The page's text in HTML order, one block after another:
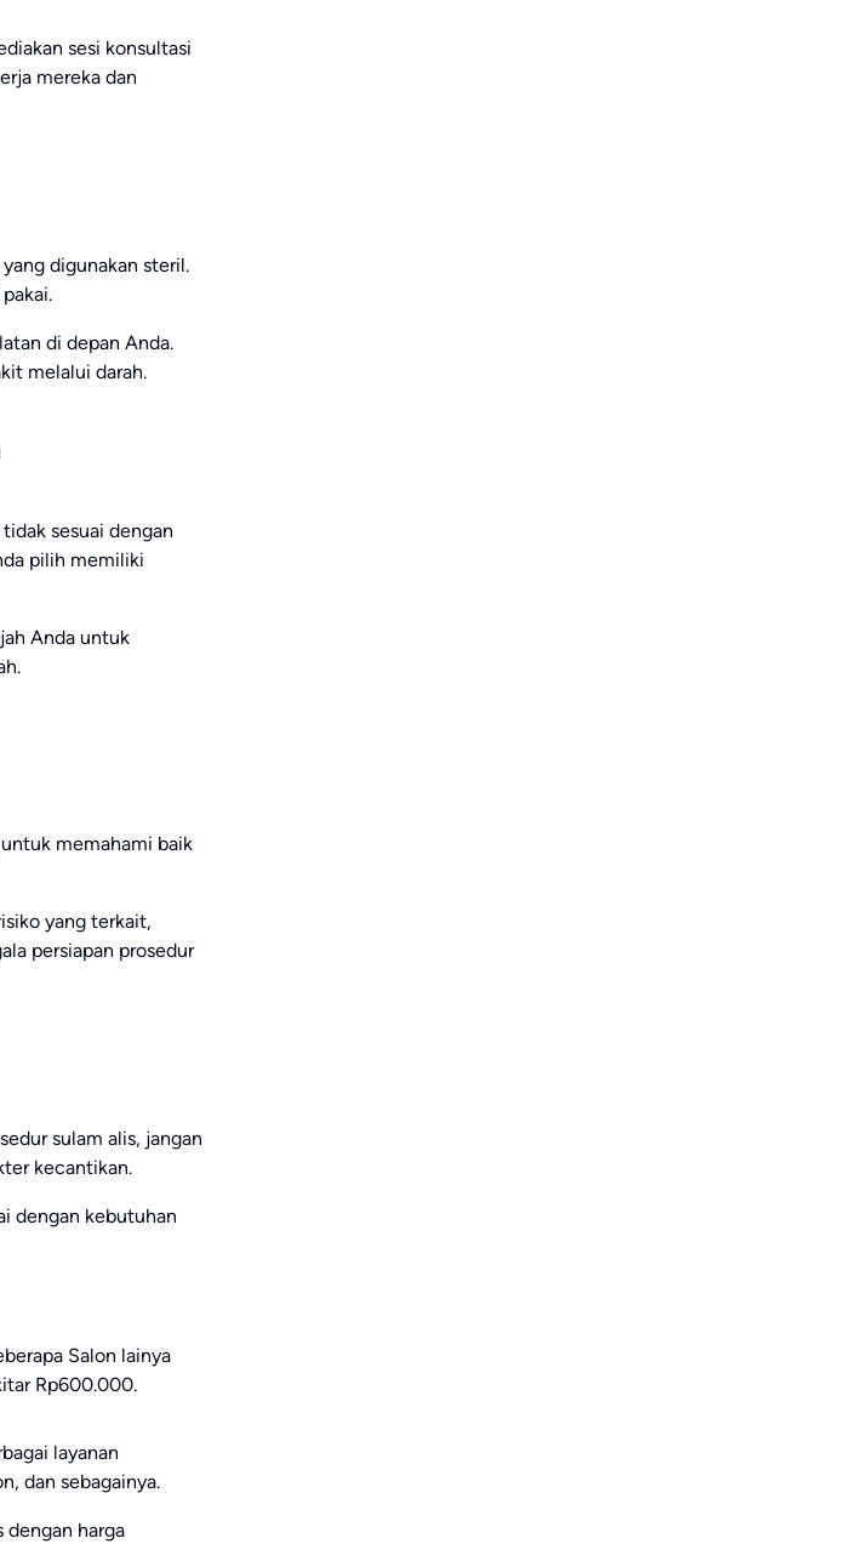
sesi konsultasi
mereka dan
digunakan steril.
di depan Anda.
melalui darah.
sesuai dengan
pilih memiliki
Anda untuk
memahami baik
yang terkait,
persiapan prosedur
sulam alis, jangan
kecantikan.
dengan kebutuhan
Salon lainya
Rp600.000.
layanan
dan sebagainya.
dengan harga